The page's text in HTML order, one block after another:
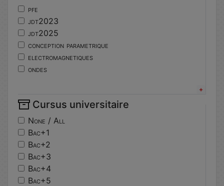
Matériaux
Mécanique
Mécatronique
Numérique
Pédagogie
Physique
Système embarqué
pfe
jdt2023
jdt2025
conception parametrique
electromagnetiques
ondes
jdt2024
architecture
electromagnetisme
algorithmique
hceres
insa strasbourg
moodle
Cursus universitaire
None / All
Bac+1
Bac+2
Bac+3
Bac+4
Bac+5